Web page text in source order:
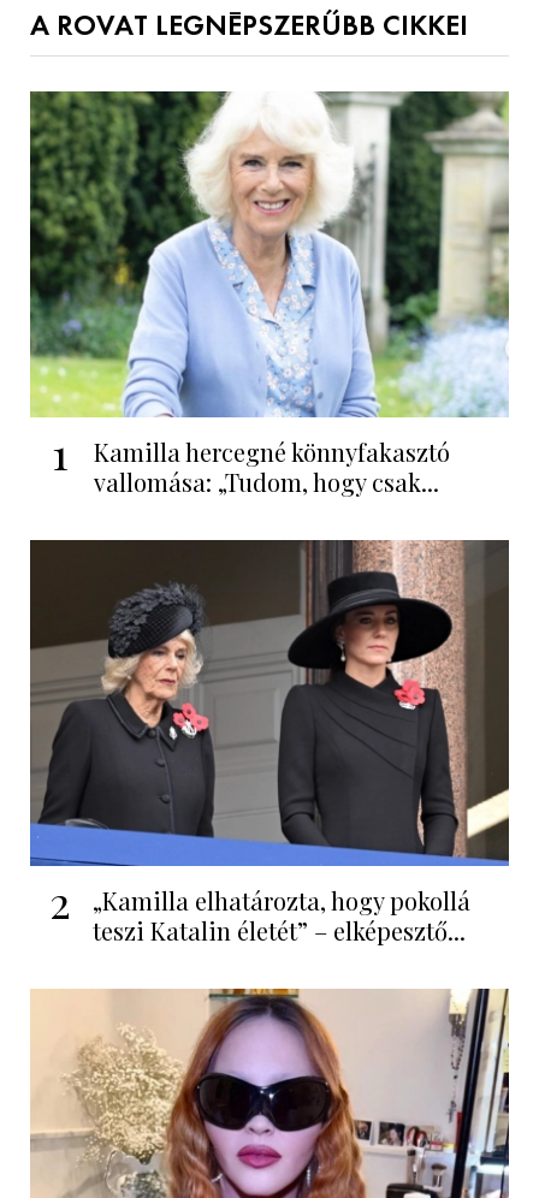
A ROVAT LEGNÉPSZERŰBB CIKKEI
1
Kamilla hercegné könnyfakasztó
vallomása: „Tudom, hogy csak...
2
„Kamilla elhatározta, hogy pokollá
teszi Katalin életét” – elképesztő...